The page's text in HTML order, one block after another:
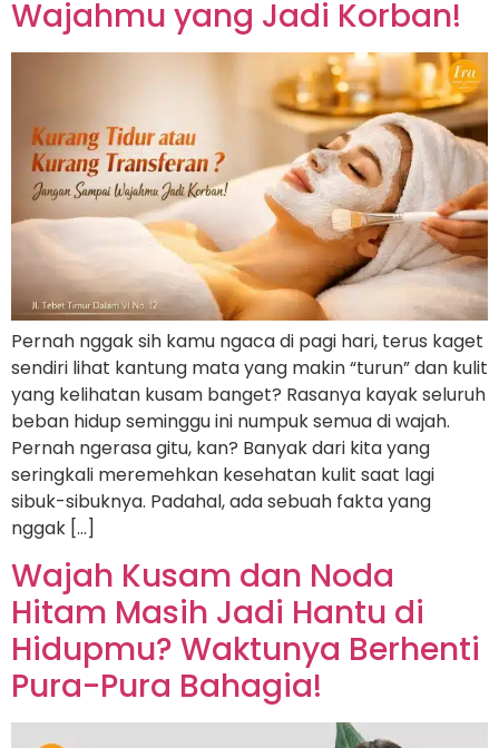
Wajahmu yang Jadi Korban!
Pernah nggak sih kamu ngaca di pagi hari, terus kaget
sendiri lihat kantung mata yang makin “turun” dan kulit
yang kelihatan kusam banget? Rasanya kayak seluruh
beban hidup seminggu ini numpuk semua di wajah.
Pernah ngerasa gitu, kan? Banyak dari kita yang
seringkali meremehkan kesehatan kulit saat lagi
sibuk-sibuknya. Padahal, ada sebuah fakta yang
nggak […]
Wajah Kusam dan Noda
Hitam Masih Jadi Hantu di
Hidupmu? Waktunya Berhenti
Pura-Pura Bahagia!